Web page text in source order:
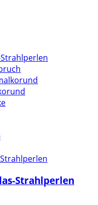
Strahlperlen